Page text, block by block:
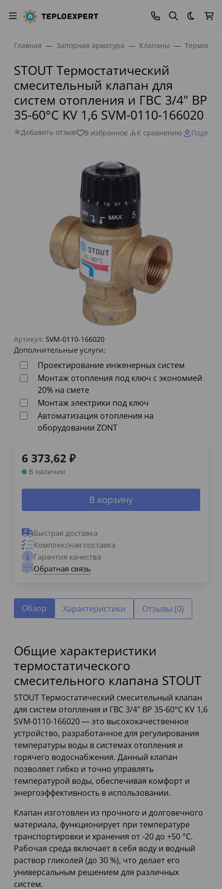
Темная
Главная Запорная арматура Клапаны
STOUT Термостатический
смесительный клапан для
систем отопления и ГВС 3/4" ВР
35-60°С KV 1,6 SVM-0110-166020
Добавить отзыв В избранное К сравнению
Артикул: SVM-0110-166020
Дополнительные услуги:
Проектирование инженерных систем
Монтаж отопления под ключ с экономией
20% на смете
Монтаж электрики под ключ
Автоматизация отопления на
оборудовании ZONT
6 373,62 ₽
В наличии
В корзину
Быстрая доставка
Комплексная поставка
Гарантия качества
Обратная связь
Обзор Характеристики Отзывы (0)
Общие характеристики
термостатического
смесительного клапана STOUT
STOUT Термостатический смесительный клапан
для систем отопления и ГВС 3/4" ВР 35-60°С KV 1,6
SVM-0110-166020 — это высококачественное
устройство, разработанное для регулирования
температуры воды в системах отопления и
горячего водоснабжения. Данный клапан
позволяет гибко и точно управлять
температурой воды, обеспечивая комфорт и
энергоэффективность в использовании.
Клапан изготовлен из прочного и долговечного
материала, функционирует при температуре
транспортировки и хранения от -20 до +50 °C.
Рабочая среда включает в себя воду и водный
раствор гликолей (до 30 %), что делает его
универсальным решением для различных
систем.